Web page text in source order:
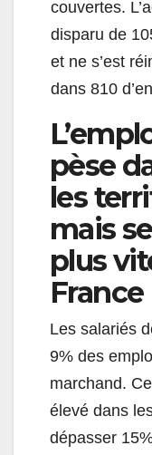
couvertes.
disparu de
et ne s’est
dans 810
pèse
les
mais
plus
France
Les salariés
9% des
marchand. Ce
élevé dans
dépasser